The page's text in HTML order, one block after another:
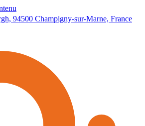
94500 Champigny-sur-Marne, France